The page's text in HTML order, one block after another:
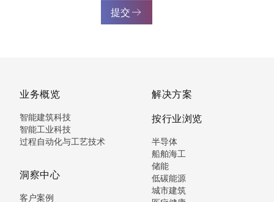
提交
业务概览
智能建筑科技
智能工业科技
过程自动化与工艺技术
洞察中心
客户案例
解决方案
按行业浏览
半导体
船舶海工
储能
低碳能源
城市建筑